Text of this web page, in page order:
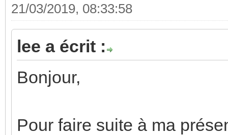
21/03/2019, 08:33:58
lee a écrit :
Bonjour,
Pour faire suite à ma